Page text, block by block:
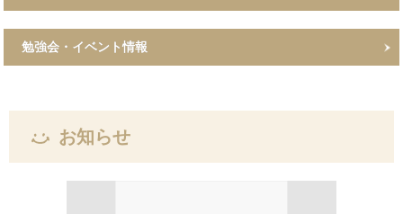
勉強会・イベント情報
お知らせ